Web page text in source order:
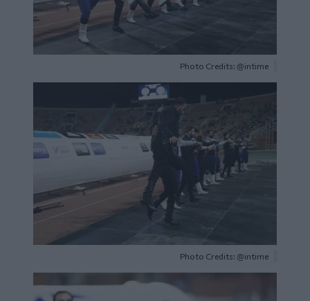
Photo Credits: @intime
Photo Credits: @intime